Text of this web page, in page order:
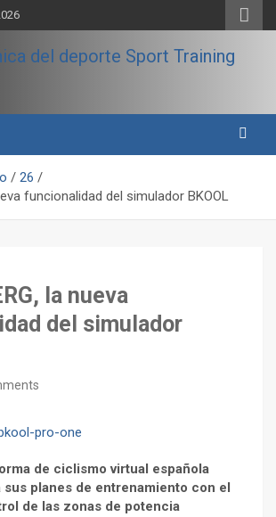
del deporte
y entrenamiento.
26
funcionalidad del simulador BKOOL
la nueva
del simulador
de ciclismo virtual española
planes de entrenamiento con el
de las zonas de potencia